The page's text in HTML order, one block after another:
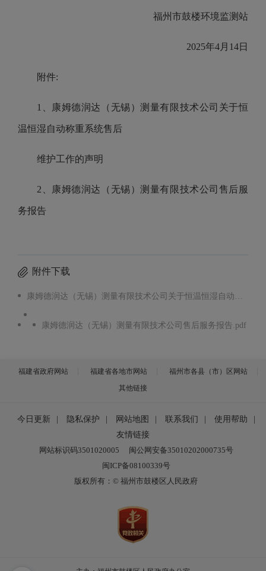
福州市鼓楼环境监测站
2025年4月14日
附件:
1、 康姆德润达（无锡）测量有限技术公司关于恒
温恒湿自动称重系统售后
维护工作的声明
2、康姆德润达（无锡）测量有限技术公司售后服
务报告
附件下载
康姆德润达（无锡）测量有限技术公司关于恒温恒湿自动称重系统售后维护工作的声明.pdf
康姆德润达（无锡）测量有限技术公司售后服务报告.pdf
福建省政府网站 福建省各地市网站
福州市各县（市）区网站
其他链接
今日更新 隐私保护 网站地图 联系我们 使用帮助
友情链接
网站标识码3501020005
闽公网安备35010202000735号
闽ICP备08100339号
版权所有：© 福州市鼓楼区人民政府